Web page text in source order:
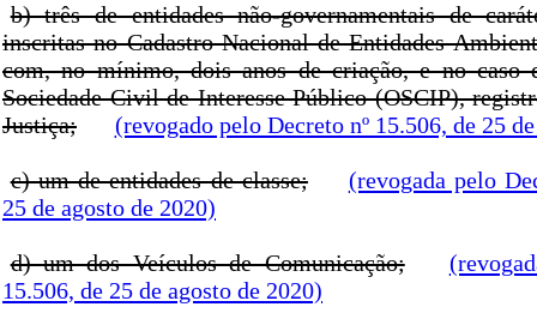
b) três de entidades não-governamentais de
inscritas no Cadastro Nacional de Entidades
com, no mínimo, dois anos de criação, e no caso
Sociedade Civil de Interesse Público (OSCIP),
Justiça;
(revogado pelo Decreto nº 15.506, de 25
c) um de entidades de classe;
(revogada pelo
25 de agosto de 2020)
d) um dos Veículos de Comunicação;
15.506, de 25 de agosto de 2020)